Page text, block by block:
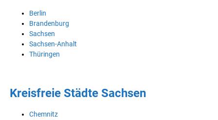
Berlin
Brandenburg
Sachsen
Sachsen-Anhalt
Thüringen
Kreisfreie Städte Sachsen
Chemnitz